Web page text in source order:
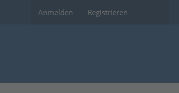
Anmelden Registrieren